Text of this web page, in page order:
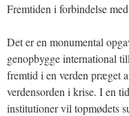
Fremtiden i forbindelse
Det er en monumental
genopbygge international
fremtid i en verden præget
verdensorden i krise. I en
institutioner vil topmødets